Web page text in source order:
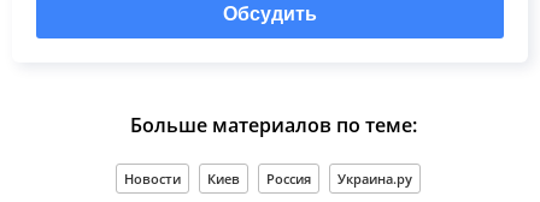
Обсудить
Больше материалов по теме:
Новости Киев Россия Украина.ру